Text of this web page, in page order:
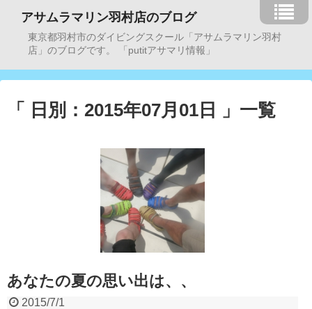
アサムラマリン羽村店のブログ
東京都羽村市のダイビングスクール「アサムラマリン羽村
店」のブログです。 「putitアサマリ情報」
「 日別：2015年07月01日 」一覧
あなたの夏の思い出は、、
2015/7/1